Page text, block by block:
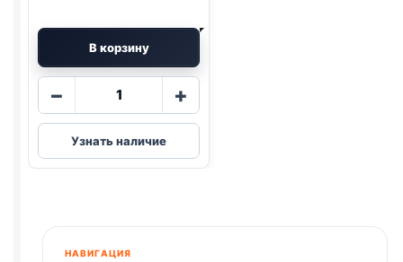
В корзину
−
Количество
Туалет
КИС
ЗООЭКСПРЕСС
(32,5*23,5*5см)
+
Узнать наличие
НАВИГАЦИЯ